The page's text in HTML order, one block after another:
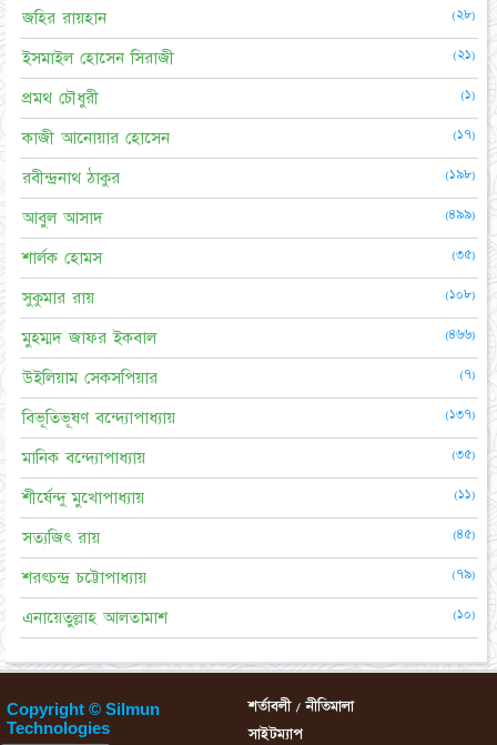
জহির রায়হান (২৮)
ইসমাইল হোসেন সিরাজী (২১)
প্রমথ চৌধুরী (১)
কাজী আনোয়ার হোসেন (১৭)
রবীন্দ্রনাথ ঠাকুর (১৯৮)
আবুল আসাদ (৪৯৯)
শার্লক হোমস (৩৫)
সুকুমার রায় (১০৮)
মুহম্মদ জাফর ইকবাল (৪৬৬)
উইলিয়াম সেকসপিয়ার (৭)
বিভূতিভূষণ বন্দ্যোপাধ্যায় (১৩৭)
মানিক বন্দ্যোপাধ্যায় (৩৫)
শীর্ষেন্দু মুখোপাধ্যায় (১১)
সত্যজিৎ রায় (৪৫)
শরৎচন্দ্র চট্টোপাধ্যায় (৭৯)
এনায়েতুল্লাহ আলতামাশ (১০)
Copyright © Silmun
Technologies
শর্তাবলী / নীতিমালা
সাইটম্যাপ